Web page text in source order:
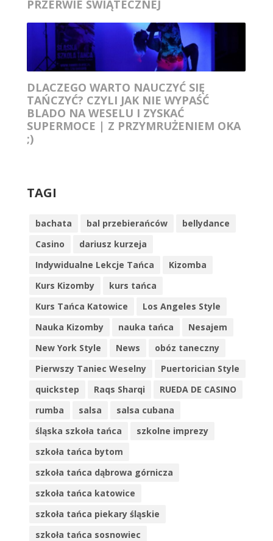
PRZERWIE ŚWIĄTECZNEJ
DLACZEGO WARTO NAUCZYĆ SIĘ
TAŃCZYĆ? CZYLI JAK NIE WYPAŚĆ
BLADO NA WESELU I ZYSKAĆ
SUPERMOCE | Z PRZYMRUŻENIEM OKA
;)
TAGI
bachata bal przebierańców
bellydance
Casino
dariusz kurzeja
Indywidualne Lekcje Tańca
Kizomba
Kurs Kizomby
kurs tańca
Kurs Tańca Katowice
Los Angeles Style
Nauka Kizomby
nauka tańca
Nesajem
New York Style
News
obóz taneczny
Pierwszy Taniec Weselny
Puertorician Style
quickstep
Raqs Sharqi
RUEDA DE CASINO
rumba
salsa
salsa cubana
śląska szkoła tańca
szkolne imprezy
szkoła tańca bytom
szkoła tańca dąbrowa górnicza
szkoła tańca katowice
szkoła tańca piekary śląskie
szkoła tańca sosnowiec